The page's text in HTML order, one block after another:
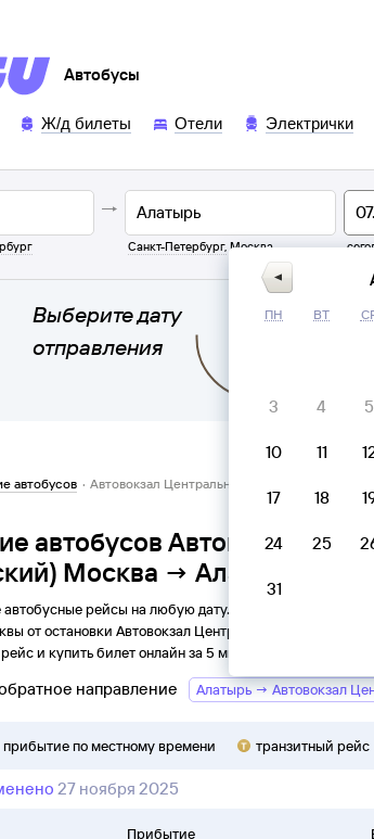
Автобусы
Ж/д билеты Отели Электрички
Санкт-Петербург, Москва
Выберите дату
отправления
автобусов · Автовокзал Центральный (Щёлковский)
автобусов Автовокзал
Москва → Алатырь
рейсы на любую дату. Вы можете узнать
отостановки Автовокзал Центральный (Щёлковский)
и купить билет онлайн за 5 минут.
направление Алатырь → Автовокзал
по местному времени транзитный рейс
27 ноября 2025
Прибытие
ПН ВТ
3 4 5
10 11
17 18
24 25
31